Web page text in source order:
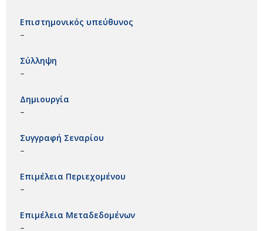
Επιστημονικός υπεύθυνος
–
Σύλληψη
–
Δημιουργία
–
Συγγραφή Σεναρίου
–
Επιμέλεια Περιεχομένου
–
Επιμέλεια Μεταδεδομένων
–